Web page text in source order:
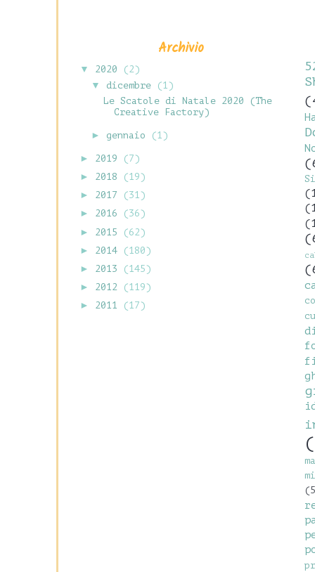
Archivio
▼ 2020
(2)
▼ dicembre
(1)
Le Scatole di Natale 2020 (The
Creative Factory)
► gennaio (1)
► 2019
(7)
► 2018
(19)
► 2017
(31)
► 2016
(36)
►
2015
(62)
►
2014
(180)
►
2013
(145)
►
2012
(119)
► 2011 (17)